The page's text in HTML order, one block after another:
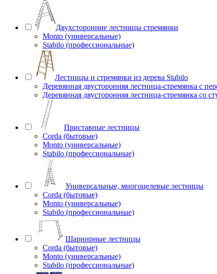
Двухсторонние лестницы стремянки
Monto (универсальные)
Stabilo (профессиональные)
Лестницы и стремянки из дерева Stabilo
Деревянная двусторонняя лестница-стремянка с
Деревянная двусторонняя лестница-стремянка со
Приставные лестницы
Corda (бытовые)
Monto (универсальные)
Stabilo (профессиональные)
Универсальные, многоцелевые лестницы
Corda (бытовые)
Monto (универсальные)
Stabilo (профессиональные)
Шарнирные лестницы
Corda (бытовые)
Monto (универсальные)
Stabilo (профессиональные)